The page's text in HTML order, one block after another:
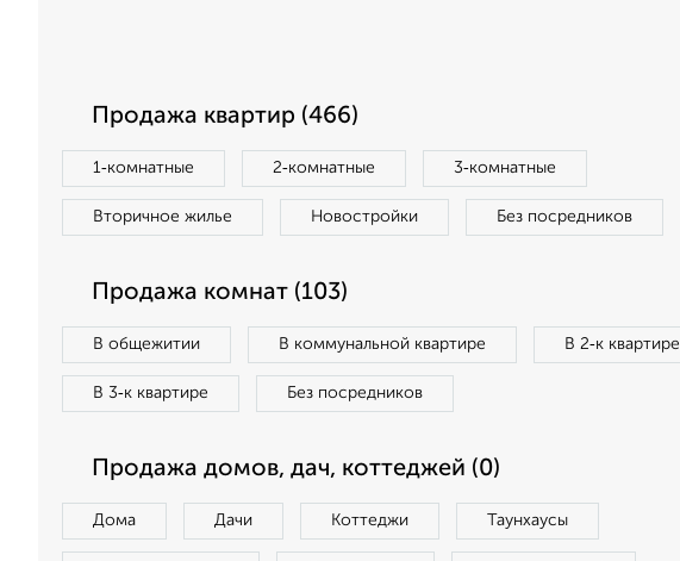
Продажа квартир (466)
1‑комнатные 2‑комнатные 3‑комнатные
Вторичное жилье Новостройки Без посредников
Продажа комнат (103)
В общежитии В коммунальной квартире В 2‑к квартире
В 3‑к квартире Без посредников
Продажа домов, дач, коттеджей (0)
Дома Дачи Коттеджи Таунхаусы